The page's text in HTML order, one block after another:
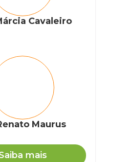
Cavaleiro
Maurus
mais